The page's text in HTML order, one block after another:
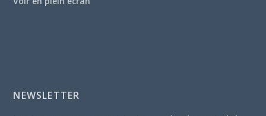
NEWSLETTER